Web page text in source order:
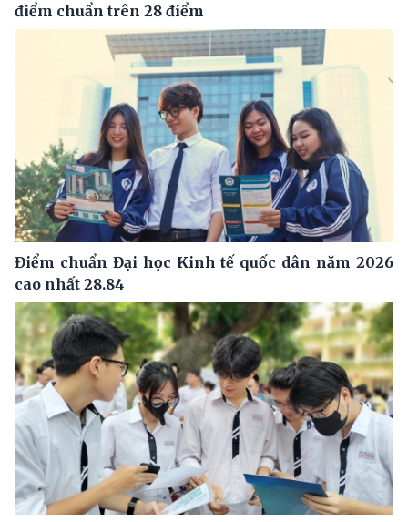
điểm chuẩn trên 28 điểm
Điểm chuẩn Đại học Kinh tế quốc dân năm 2026
cao nhất 28.84